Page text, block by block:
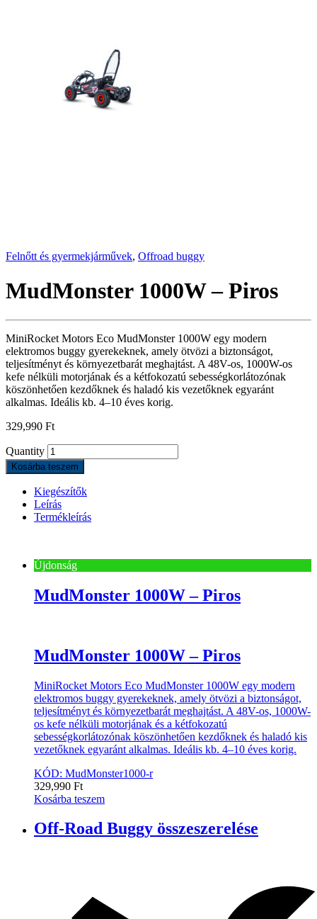
Felnőtt és gyermekjárművek, Offroad buggy
MudMonster 1000W – Piros
MiniRocket Motors Eco MudMonster 1000W egy modern
elektromos buggy gyerekeknek, amely ötvözi a biztonságot,
teljesítményt és környezetbarát meghajtást. A 48V-os, 1000W-os
kefe nélküli motorjának és a kétfokozatú sebességkorlátozónak
köszönhetően kezdőknek és haladó kis vezetőknek egyaránt
alkalmas. Ideális kb. 4–10 éves korig.
329,990 Ft
Quantity
Kosárba teszem
Kiegészítők
Leírás
Termékleírás
Újdonság
MudMonster 1000W – Piros
MudMonster 1000W – Piros
MiniRocket Motors Eco MudMonster 1000W egy modern
elektromos buggy gyerekeknek, amely ötvözi a biztonságot,
teljesítményt és környezetbarát meghajtást. A 48V-os, 1000W-
os kefe nélküli motorjának és a kétfokozatú
sebességkorlátozónak köszönhetően kezdőknek és haladó kis
vezetőknek egyaránt alkalmas. Ideális kb. 4–10 éves korig.
KÓD: MudMonster1000-r
329,990 Ft
Kosárba teszem
Off-Road Buggy összeszerelése